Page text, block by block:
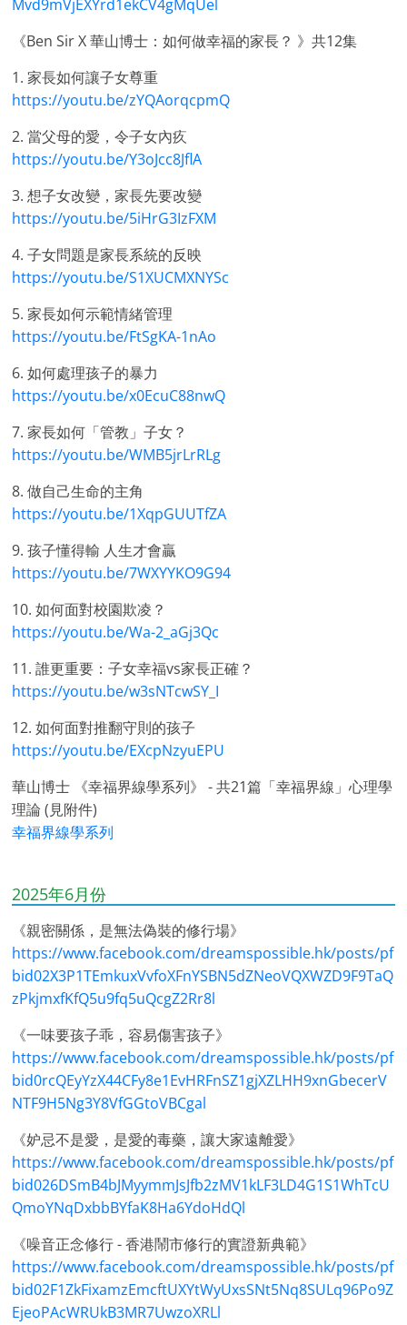
Mvd9mVjEXYrd1ekCV4gMqUel
《Ben Sir X 華山博士：如何做幸福的家長？ 》共12集
1. 家長如何讓子女尊重
https://youtu.be/zYQAorqcpmQ
2. 當父母的愛，令子女內疚
https://youtu.be/Y3oJcc8JflA
3. 想子女改變，家長先要改變
https://youtu.be/5iHrG3IzFXM
4. 子女問題是家長系統的反映
https://youtu.be/S1XUCMXNYSc
5. 家長如何示範情緒管理
https://youtu.be/FtSgKA-1nAo
6. 如何處理孩子的暴力
https://youtu.be/x0EcuC88nwQ
7. 家長如何「管教」子女？
https://youtu.be/WMB5jrLrRLg
8. 做自己生命的主角
https://youtu.be/1XqpGUUTfZA
9. 孩子懂得輸 人生才會贏
https://youtu.be/7WXYYKO9G94
10. 如何面對校園欺凌？
https://youtu.be/Wa-2_aGj3Qc
11. 誰更重要：子女幸福vs家長正確？
https://youtu.be/w3sNTcwSY_I
12. 如何面對推翻守則的孩子
https://youtu.be/EXcpNzyuEPU
華山博士 《幸福界線學系列》 - 共21篇「幸福界線」心理學
理論 (見附件)
幸福界線學系列
2025年6月份
《親密關係，是無法偽裝的修行場》
https://www.facebook.com/dreamspossible.hk/posts/pf
bid02X3P1TEmkuxVvfoXFnYSBN5dZNeoVQXWZD9F9TaQ
zPkjmxfKfQ5u9fq5uQcgZ2Rr8l
《一味要孩子乖，容易傷害孩子》
https://www.facebook.com/dreamspossible.hk/posts/pf
bid0rcQEyYzX44CFy8e1EvHRFnSZ1gjXZLHH9xnGbecerV
NTF9H5Ng3Y8VfGGtoVBCgal
《妒忌不是愛，是愛的毒藥，讓大家遠離愛》
https://www.facebook.com/dreamspossible.hk/posts/pf
bid026DSmB4bJMyymmJsJfb2zMV1kLF3LD4G1S1WhTcU
QmoYNqDxbbBYfaK8Ha6YdoHdQl
《噪音正念修行 - 香港鬧市修行的實證新典範》
https://www.facebook.com/dreamspossible.hk/posts/pf
bid02F1ZkFixamzEmcftUXYtWyUxsSNt5Nq8SULq96Po9Z
EjeoPAcWRUkB3MR7UwzoXRLl